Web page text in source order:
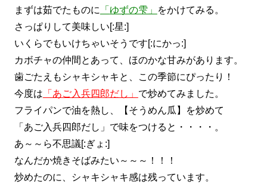
まずは茹でたものに
「 ゆずの雫 」
をかけてみる。
さっぱりして美味しい[:星:]
いくらでもいけちゃいそうです[:にかっ:]
カボチャの仲間とあって、ほのかな甘みがあります。
歯ごたえもシャキシャキと、この季節にぴったり！
今度は 「 あご入兵四郎だし 」 で炒めてみました。
フライパンで油を熱し、【そうめん瓜】を炒めて
「あご入兵四郎だし」で味をつけると・・・・。
あ～～ら不思議[:ぎょ:]
なんだか焼きそばみたい～～～！！！
炒めたのに、シャキシャキ感は残っています。